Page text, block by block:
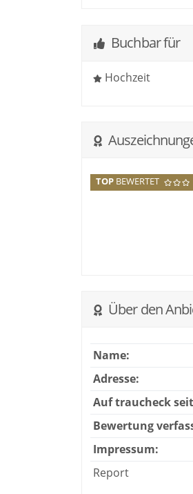
Buchbar für
Hochzeit
TOPBEWERTET
Über den
Name:
Adresse:
Auf traucheck
Bewertung
Impressum:
Report